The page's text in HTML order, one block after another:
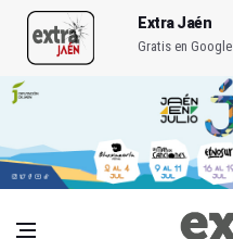
Extra Jaén
Gratis en